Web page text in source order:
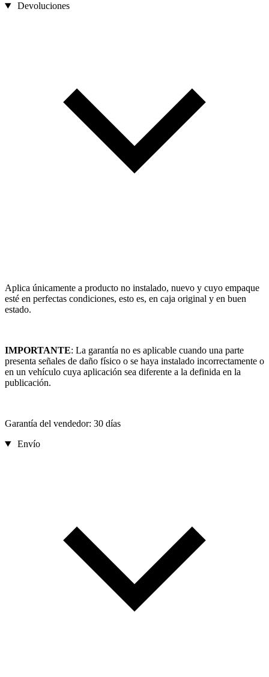
Devoluciones
Aplica únicamente a producto no instalado, nuevo y cuyo empaque
esté en perfectas condiciones, esto es, en caja original y en buen
estado.
IMPORTANTE: La garantía no es aplicable cuando una parte
presenta señales de daño físico o se haya instalado incorrectamente o
en un vehículo cuya aplicación sea diferente a la definida en la
publicación.
Garantía del vendedor: 30 días
Envío